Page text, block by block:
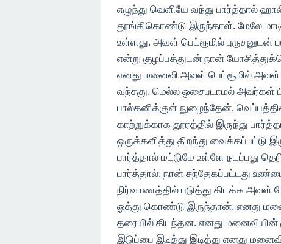
எழுந்து வெளியே வந்து பார்த்தால்
தூங்கிகொண்டு இருந்தாள். மேலே
உள்ளது. அவள் பெட்ரூமில் புருசனுடன்
என்று குழப்பத்துடன் நான்
எனது மனைவி அவள் பெட்ரூமில் அவள்
வந்தது. மெல்ல ஓசைபடாமல் அவர்கள்
பால்கனிக்குள் நுழைந்தேன்.
காற்றுக்காக தூரத்தில் இருந்து
ஒருக்களித்து திறந்து வைக்கப்பட்டு
பார்த்தால் மட்டுமே உள்ளே நடப்பது
பார்த்தால். நான் சந்தேகப்பட்டது
நிர்வாணத்தில் படுத்து கிடக்க அவள்
ஓத்து கொண்டு இருந்தான். எனது
தரையில் கிடந்தன. எனது
இடுப்பை இடித்து இடித்து எனது